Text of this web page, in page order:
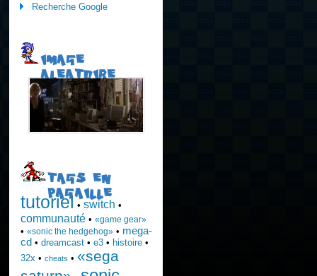
Recherche Google
IMAGE
ALEATOIRE
TAGS EN
PAGAILLE
tutoriel • switch •
communauté• «game gear»
• «sonic the hedgehog»• mega-
cd • dreamcast• e3• histoire•
32x • cheats • «sega